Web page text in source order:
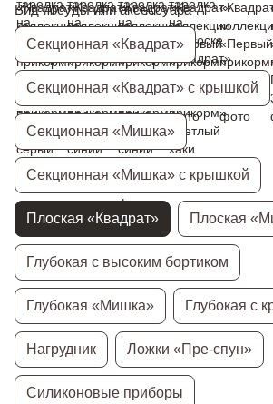
Вид посуды или аксессуара
Секционная «Квадрат»
Секционная «Квадрат» с крышкой
Секционная «Мишка»
Секционная «Мишка» с крышкой
Плоская «Квадрат» Плоская
Глубокая с высоким бортиком
Глубокая «Мишка» Глубокая с
Нагрудник Ложки «Пре-спун»
Силиконовые приборы